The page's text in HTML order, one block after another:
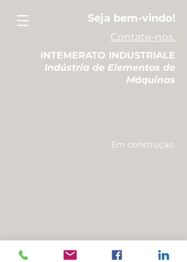
Seja bem-vindo!
Contate-nos.
INTEMERATO INDUSTRIALE
Indústria de Elementos de
Máquinas
Em construção.